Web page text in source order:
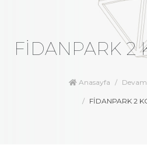
FİDANPARK 2
Anasayfa
FİDANPARK 2